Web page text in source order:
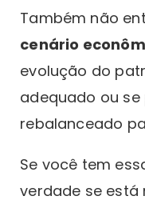
Também não
cenário
evolução do
adequado ou
rebalanceado
Se você tem
verdade se está